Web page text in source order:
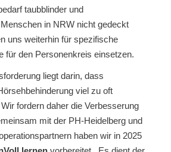
taubblinder und
in NRW nicht gedeckt
uns weiterhin für spezifische
für den Personenkreis einsetzen.
liegt darin, dass
viel zu oft
fordern daher die Verbesserung
mit der PH-Heidelberg und
haben wir in 2025